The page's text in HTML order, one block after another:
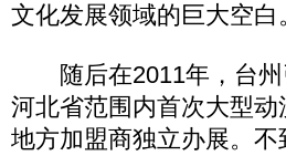
文化发展领域的巨大空白
随后在2011年，台州
河北省范围内首次大型
地方加盟商独立办展。